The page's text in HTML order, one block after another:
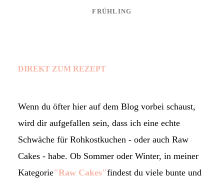
FRÜHLING
DIREKT ZUM REZEPT
Wenn du öfter hier auf dem Blog vorbei schaust,
wird dir aufgefallen sein, dass ich eine echte
Schwäche für Rohkostkuchen - oder auch Raw
Cakes - habe. Ob Sommer oder Winter, in meiner
Kategorie"Raw Cakes"findest du viele bunte und